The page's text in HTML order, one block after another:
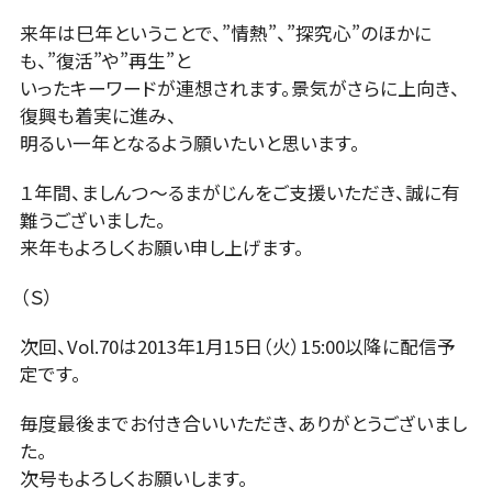
来年は巳年ということで、”情熱”、”探究心”のほかに
も、”復活”や”再生”と
いったキーワードが連想されます。景気がさらに上向き、
復興も着実に進み、
明るい一年となるよう願いたいと思います。
１年間、ましんつ〜るまがじんをご支援いただき、誠に有
難うございました。
来年もよろしくお願い申し上げます。
（Ｓ）
次回、Vol.70は2013年1月15日（火）15:00以降に配信予
定です。
毎度最後までお付き合いいただき、ありがとうございまし
た。
次号もよろしくお願いします。